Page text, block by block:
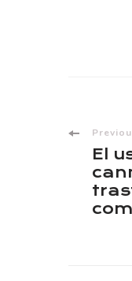
Post
El